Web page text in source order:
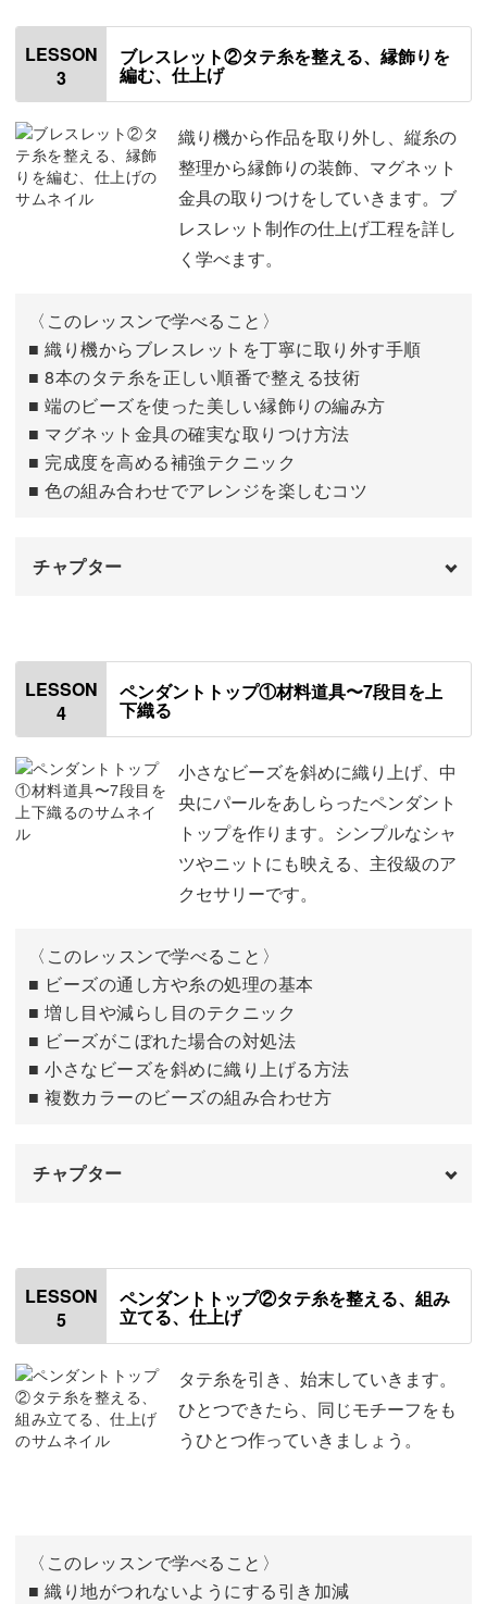
中央に添えるパールのあしらい方も、作品を上品に見せる
ポイント◎
ブレスレットでは、色の組み合わせで模様を描く楽しさを
華奢ながらもしっかりとした存在感を生む、チェック柄風
の模様作りをマスターできます。
基礎から応用、美しい仕上がりのコツまで
っかり身につけられるこの講座。
織り進める順番や力加減など、迷いやすいポイントも動画
で解説。
美しく仕上げるコツもお教えしますので、初心者さんも完
成度の高い仕上がりを目指せます。
身につけたテクニックは、色の組み合わせや織る幅を変え
るだけで、さまざまな作品に応用もできます。
ビーズのきらめきとともに心豊かな時間を楽しみ、新しい
使用する材料・道具
ブレスレットの織り方の手順
糸の準備をする 02:16
１段目〜41段目を織る 06:22
42段目〜48段目を織る 13:45
LESSON
3
ブレスレット②タテ糸を整える、縁飾りを
編む、仕上げ
織り機から作品を取り外し、縦糸の
整理から縁飾りの装飾、マグネット
金具の取りつけをしていきます。ブ
レスレット制作の仕上げ工程を詳し
く学べます。
〈このレッスンで学べること〉
■ 織り機からブレスレットを丁寧に取り外す手順
■ 8本のタテ糸を正しい順番で整える技術
■ 端のビーズを使った美しい縁飾りの編み方
■ マグネット金具の確実な取りつけ方法
■ 完成度を高める補強テクニック
■ 色の組み合わせでアレンジを楽しむコツ
チャプター
たて糸を整える
ふち飾りを編む
マグネットを付け仕上げる 11:43
おわりに 15:00
LESSON
4
ペンダントトップ①材料道具〜7段目を上
下織る
小さなビーズを斜めに織り上げ、中
央にパールをあしらったペンダント
トップを作ります。シンプルなシャ
ツやニットにも映える、主役級のア
クセサリーです。
〈このレッスンで学べること〉
■ ビーズの通し方や糸の処理の基本
■ 増し目や減らし目のテクニック
■ ビーズがこぼれた場合の対処法
■ 小さなビーズを斜めに織り上げる方法
■ 複数カラーのビーズの組み合わせ方
チャプター
使用する材料・道具
ペンダントの織り方の手順
糸の準備をする 02:15
1段目〜7段目を上下織る 05:23
LESSON
5
ペンダントトップ②タテ糸を整える、組み
立てる、仕上げ
タテ糸を引き、始末していきます。
ひとつできたら、同じモチーフをも
うひとつ作っていきましょう。
〈このレッスンで学べること〉
■ 織り地がつれないようにする引き加減